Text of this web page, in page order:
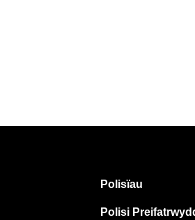
Polisïau
Polisi